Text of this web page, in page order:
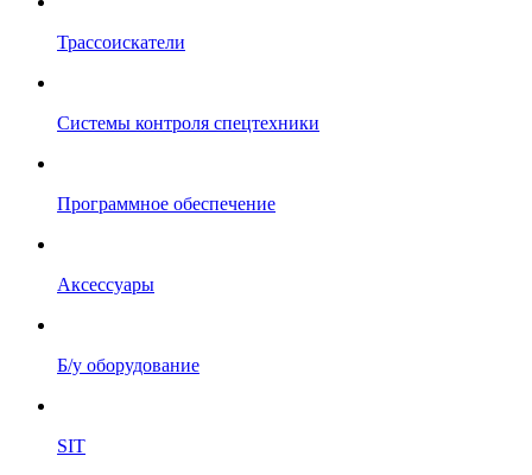
Трассоискатели
Системы контроля спецтехники
Программное обеспечение
Аксессуары
Б/у оборудование
SIT